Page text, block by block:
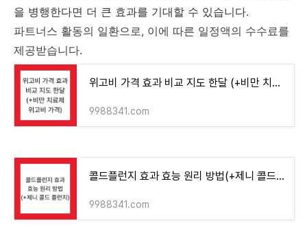
을 병행한다면 더 큰 효과를 기대할 수 있습니다.
파트너스 활동의 일환으로, 이에 따른 일정액의 수수료를
제공받습니다.
위고비 가격 효과 비교 지도 한달 (+비만 치료제 위고비 가격)
9988341.com
콜드플런지 효과 효능 원리 방법(+제니 콜드 플런지)
9988341.com